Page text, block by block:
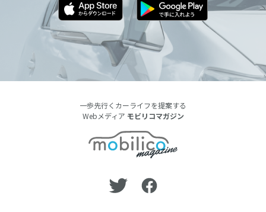
一歩先行くカーライフを提案する
Webメディア モビリコマガジン